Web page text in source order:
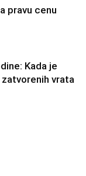
pravu cenu
Kada je
vrata